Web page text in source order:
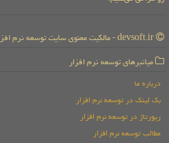
میانبرهای توسعه نرم افزار
درباره ما
بک لینک در توسعه نرم افزار
رپورتاژ در توسعه نرم افزار
مطالب توسعه نرم افزار